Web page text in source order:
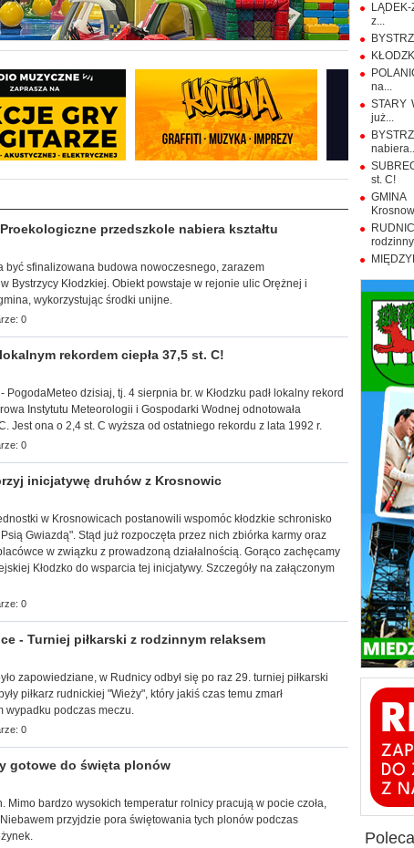
Proekologiczne przedszkole nabiera kształtu
być sfinalizowana budowa nowoczesnego, zarazem
Bystrzycy Kłodzkiej. Obiekt powstaje w rejonie ulic Orężnej i
wykorzystując środki unijne.
0
rekordem ciepła 37,5 st. C!
PogodaMeteo dzisiaj, tj. 4 sierpnia br. w Kłodzku padł lokalny rekord
Instytutu Meteorologii i Gospodarki Wodnej odnotowała
Jest ona o 2,4 st. C wyższa od ostatniego rekordu z lata 1992 r.
0
inicjatywę druhów z Krosnowic
w Krosnowicach postanowili wspomóc kłodzkie schronisko
Psią Gwiazdą". Stąd już rozpoczęta przez nich zbiórka karmy oraz
w związku z prowadzoną działalnością. Gorąco zachęcamy
Kłodzko do wsparcia tej inicjatywy. Szczegóły na załączonym
0
- Turniej piłkarski z rodzinnym relaksem
zapowiedziane, w Rudnicy odbył się po raz 29. turniej piłkarski
piłkarz rudnickiej "Wieży", który jakiś czas temu zmarł
wypadku podczas meczu.
0
gotowe do święta plonów
Mimo bardzo wysokich temperatur rolnicy pracują w pocie czoła,
przyjdzie pora świętowania tych plonów podczas
z...
na...
STARY
już...
st. C!